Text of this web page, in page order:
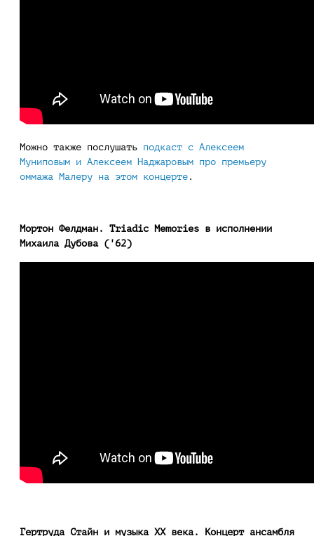
Можно также послушать подкаст с Алексеем
Муниповым и Алексеем Наджаровым про премьеру
оммажа Малеру на этом концерте .
Мортон Фелдман. Triadic Memories в исполнении
Михаила Дубова ('62)
Гертруда Стайн и музыка XX века. Концерт ансамбля